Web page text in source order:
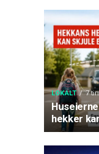
LOKALT 7
hekker